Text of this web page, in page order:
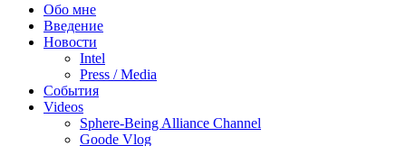
Обо мне
Введение
Новости
Intel
Press / Media
События
Videos
Sphere-Being Alliance Channel
Goode Vlog